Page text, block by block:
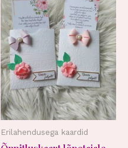
Erilahendusega kaardid